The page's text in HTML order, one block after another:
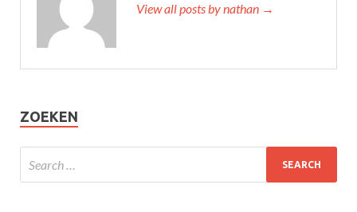
View all posts by nathan →
ZOEKEN